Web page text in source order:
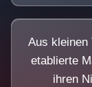
Aus kleinen
etablierte
ihren